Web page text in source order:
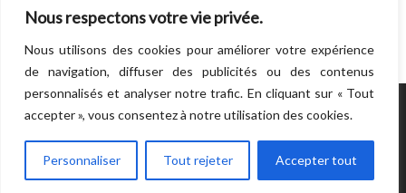
Nous respectons votre vie privée.
Nous utilisons des cookies pour améliorer votre expérience
de navigation, diffuser des publicités ou des contenus
personnalisés et analyser notre trafic. En cliquant sur « Tout
accepter », vous consentez à notre utilisation des cookies.
Personnaliser Tout rejeter Accepter tout
POWERED BY WORDPRESS.CREATED BY
THEMESINDEP
RETOUR EN HAUT